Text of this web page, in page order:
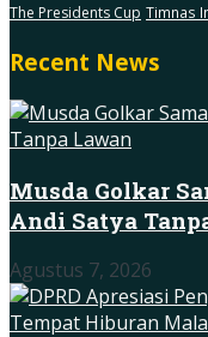
The Presidents Cup Timnas
Recent News
Musda Golkar
Andi Satya
Agustus 7, 2026